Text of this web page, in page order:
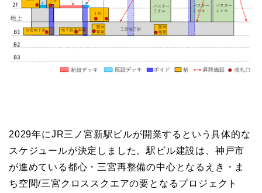
2029年にJR三ノ宮新駅ビルが開業するという具体的な
スケジュールが決定しました。駅ビル建設は、神戸市
が進めている都心・三宮再整備の中心となるえき・ま
ち空間/三宮クロススクエアの要となるプロジェクト